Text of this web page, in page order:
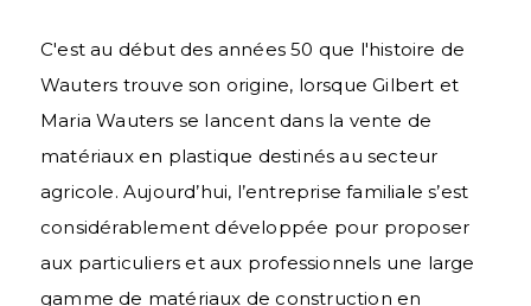
C'est au début des années 50 que l'histoire de
Wauters trouve son origine, lorsque Gilbert et
Maria Wauters se lancent dans la vente de
matériaux en plastique destinés au secteur
agricole. Aujourd’hui, l’entreprise familiale s’est
considérablement développée pour proposer
aux particuliers et aux professionnels une large
gamme de matériaux de construction en